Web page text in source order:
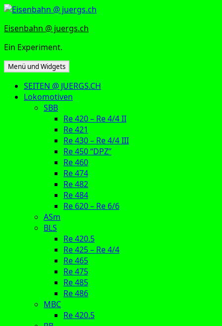
Zum
springen
Eisenbahn @ juergs.ch
Ein Experiment.
Menü und Widgets
SEITEN @ JUERGS.CH
Lokomotiven
SBB
Re 420 – Re 4/4 II
Re 421
Re 430 – Re 4/4 III
Re 450 “DPZ”
Re 460
Re 474
Re 482
Re 484
Re 620 – Re 6/6
ASm
BLS
Re 420.5
Re 425 – Re 4/4
Re 465
Re 475
Re 485
Re 486
MBC
Re 420.5